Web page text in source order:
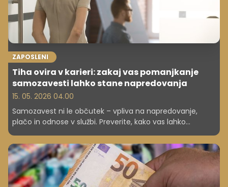
ZAPOSLENI
Tiha ovira v karieri: zakaj vas pomanjkanje
samozavesti lahko stane napredovanja
15. 05. 2026 04.00
Samozavest ni le občutek – vpliva na napredovanje,
plačo in odnose v službi. Preverite, kako vas lahko
pomanjkanje samozavesti ovira pri karieri.